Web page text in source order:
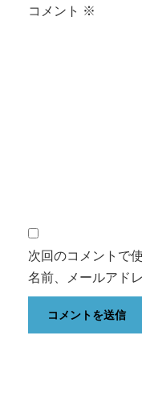
コメント ※
次回のコメントで
名前、メールアド